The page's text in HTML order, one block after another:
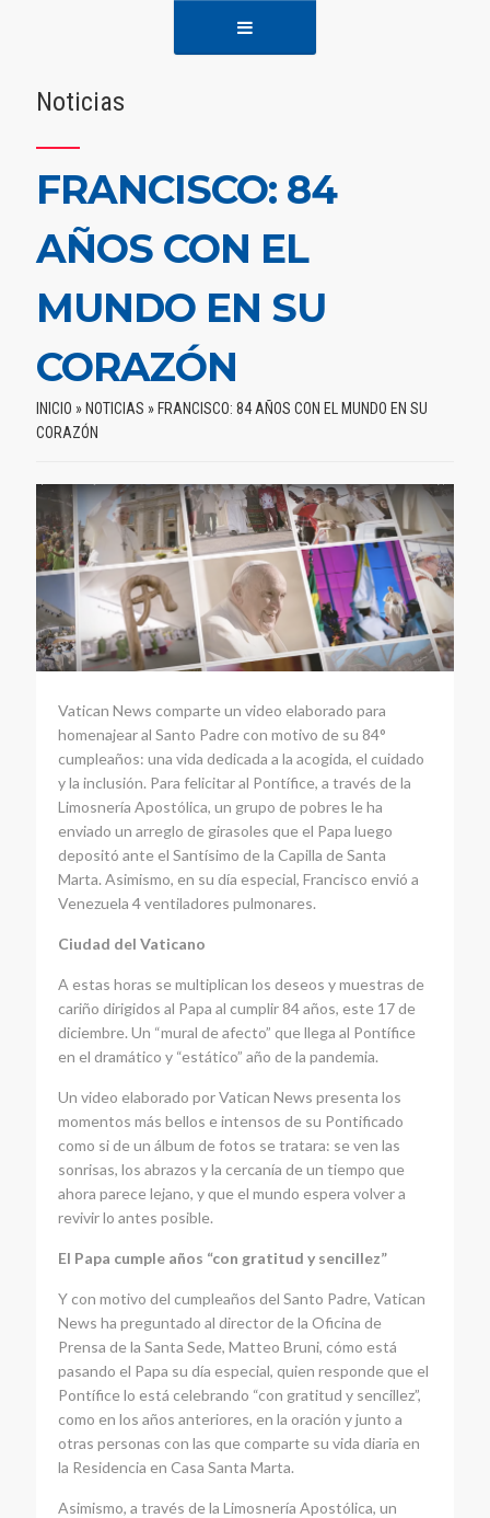
Noticias
FRANCISCO: 84
AÑOS CON EL
MUNDO EN SU
CORAZÓN
INICIO » NOTICIAS » FRANCISCO: 84 AÑOS CON EL MUNDO EN SU
CORAZÓN
Vatican News comparte un video elaborado para
homenajear al Santo Padre con motivo de su 84°
cumpleaños: una vida dedicada a la acogida, el cuidado
y la inclusión. Para felicitar al Pontífice, a través de la
Limosnería Apostólica, un grupo de pobres le ha
enviado un arreglo de girasoles que el Papa luego
depositó ante el Santísimo de la Capilla de Santa
Marta. Asimismo, en su día especial, Francisco envió a
Venezuela 4 ventiladores pulmonares.
Ciudad del Vaticano
A estas horas se multiplican los deseos y muestras de
cariño dirigidos al Papa al cumplir 84 años, este 17 de
diciembre. Un “mural de afecto” que llega al Pontífice
en el dramático y “estático” año de la pandemia.
Un video elaborado por Vatican News presenta los
momentos más bellos e intensos de su Pontificado
como si de un álbum de fotos se tratara: se ven las
sonrisas, los abrazos y la cercanía de un tiempo que
ahora parece lejano, y que el mundo espera volver a
revivir lo antes posible.
El Papa cumple años “con gratitud y sencillez”
Y con motivo del cumpleaños del Santo Padre, Vatican
News ha preguntado al director de la Oficina de
Prensa de la Santa Sede, Matteo Bruni, cómo está
pasando el Papa su día especial, quien responde que el
Pontífice lo está celebrando “con gratitud y sencillez”,
como en los años anteriores, en la oración y junto a
otras personas con las que comparte su vida diaria en
la Residencia en Casa Santa Marta.
Asimismo, a través de la Limosnería Apostólica, un